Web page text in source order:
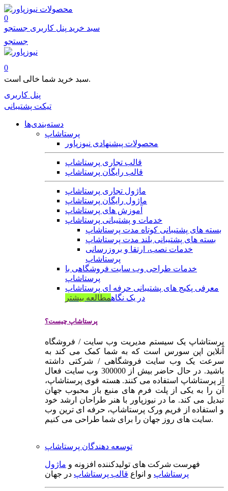
محصولات
0
سبد خرید پنل کاربری جستجو
جستجو
0
سبد خرید شما خالی است.
پنل کاربری
تیکت پشتیبانی
دسته‌بندی‌ها
پرستاشاپ
محصولات پیشنهادی نیوزپاور
قالب تجاری پرستاشاپ
قالب رایگان پرستاشاپ
ماژول تجاری پرستاشاپ
ماژول رایگان پرستاشاپ
آموزش های پرستاشاپ
خدمات و پشتیبانی پرستاشاپ
بسته های پشتیبانی کوتاه مدت پرستاشاپ
بسته های پشتیبانی بلند مدت پرستاشاپ
خدمات نصب، ارتقا و بروزرسانی
پرستاشاپ
خدمات طراحی وب سایت فروشگاهی با
پرستاشاپ
معرفی پکیج های پشتیبانی حرفه ای پرستاشاپ
در یک نگاهمطالعه بیشتر
پرستاشاپ چیست؟
پرستاشاپ یک سیستم مدیریت وب سایت / فروشگاه
آنلاین اپن سورس است که به شما کمک می کند به
سرعت یک وب سایت فروشگاهی / شرکتی داشته
باشید. در حال حاضر بیش از 300000 وب سایت فعال
از پرستاشاپ استفاده می کنند. هسته قوی پرستاشاپ،
آن را به یکی از پلت فرم های منبع باز محبوب جهان
تبدیل می کند. ما در نیوزپاور با هنر طراحان ارشد خود
و استفاده از فریم ورک پرستاشاپ، حرفه ای ترین وب
سایت های روز جهان را برای شما طراحی می کنیم.
توسعه دهندگان پرستاشاپ
فهرست شرکت های تولیدکننده افزونه و ماژول
پرستاشاپ و انواع قالب پرستاشاپ در جهان